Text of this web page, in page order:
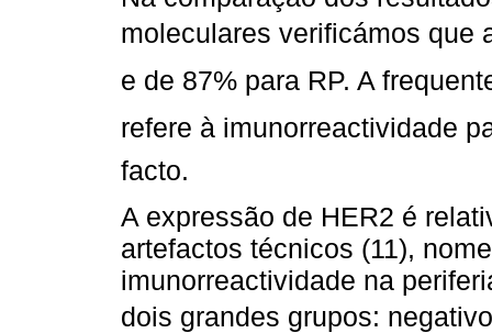
moleculares verificámos que
e de 87% para RP. A
refere à imunorreactividade
facto.
A expressão de HER2 é
artefactos técnicos (11),
imunorreactividade na
dois grandes grupos: